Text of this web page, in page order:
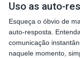
Uso as auto-
Esqueça o óbvio de
auto-resposta.
comunicação
naquele momento,